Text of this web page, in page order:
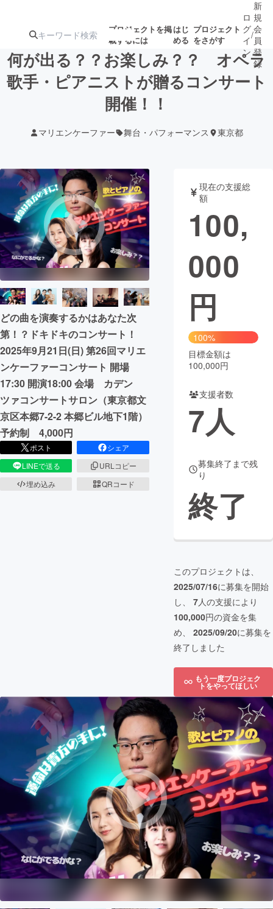
プロジェクトを掲
載するには
はじ
める
プロジェクト
をさがす
注目の新着プロ 募集終了が近いプ
テクノロジー・ガジェット
映像・映画 書籍・雑誌
ビジネス・起業 チャレンジ
まちづくり・地域活性化
CAMPFIRE for Social Good
CAMPFIRE Creation
CAMPFIREふるさと納税machi-ya コミュニティ
ロ
グ
イ
ン
/
新
規
会
員
登
録
何が出る？？お楽しみ？？ オペラ
歌手・ピアニストが贈るコンサート
開催！！
マリエンケーファー 舞台・パフォーマンス 東京都
どの曲を演奏するかはあなた次
第！？ドキドキのコンサート！
2025年9月21日(日) 第26回マリエ
ンケーファーコンサート 開場
17:30 開演18:00 会場 カデン
ツァコンサートサロン（東京都文
京区本郷7-2-2 本郷ビル地下1階）
予約制 4,000円
ポスト
シェア
LINEで送る
URLコピー
埋め込み
QRコード
現在の支援総
額
100,
000
円
100%
目標金額は
100,000円
支援者数
7人
募集終了まで残
り
終了
このプロジェクトは、
2025/07/16に募集を開始
し、 7人の支援により
100,000円の資金を集
め、 2025/09/20に募集を
終了しました
もう一度プロジェク
トをやってほしい